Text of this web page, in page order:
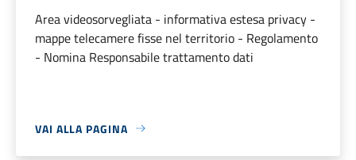
Area videosorvegliata - informativa estesa privacy -
mappe telecamere fisse nel territorio - Regolamento
- Nomina Responsabile trattamento dati
VAI ALLA PAGINA